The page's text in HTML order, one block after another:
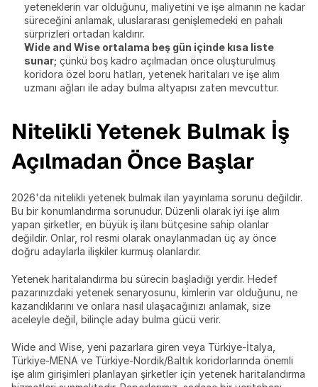
yeteneklerin var olduğunu, maliyetini ve işe almanın ne kadar
süreceğini anlamak, uluslararası genişlemedeki en pahalı
sürprizleri ortadan kaldırır.
Wide and Wise ortalama beş gün içinde kısa liste
sunar; çünkü boş kadro açılmadan önce oluşturulmuş
koridora özel boru hatları, yetenek haritaları ve işe alım
uzmanı ağları ile aday bulma altyapısı zaten mevcuttur.
Nitelikli Yetenek Bulmak İş
Açılmadan Önce Başlar
2026'da nitelikli yetenek bulmak ilan yayınlama sorunu değildir.
Bu bir konumlandırma sorunudur. Düzenli olarak iyi işe alım
yapan şirketler, en büyük iş ilanı bütçesine sahip olanlar
değildir. Onlar, rol resmi olarak onaylanmadan üç ay önce
doğru adaylarla ilişkiler kurmuş olanlardır.
Yetenek haritalandırma bu sürecin başladığı yerdir. Hedef
pazarınızdaki yetenek senaryosunu, kimlerin var olduğunu, ne
kazandıklarını ve onlara nasıl ulaşacağınızı anlamak, size
aceleyle değil, bilinçle aday bulma gücü verir.
Wide and Wise, yeni pazarlara giren veya Türkiye-İtalya,
Türkiye-MENA ve Türkiye-Nordik/Baltık koridorlarında önemli
işe alım girişimleri planlayan şirketler için yetenek haritalandırma